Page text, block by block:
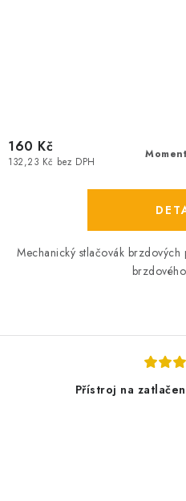
132,23 Kč bez DPH
160 Kč
Mechanický stlačovák brzdových
Přístroj na